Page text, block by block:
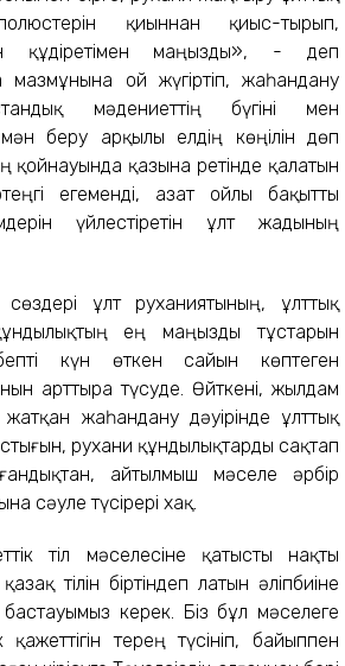
қиыннан қиыс-тырып,
құдіретімен маңызды», - деп
ой жүгіртіп, жаһандану
мәдениеттің бүгіні мен
беру арқылы елдің көңілін дөп
қойнауында қазына ретінде қалатын
егеменді, азат ойлы бақытты
үйлестіретін ұлт жадының
сөздері ұлт руханиятының, ұлттық
ең маңызды тұстарын
күн өткен сайын көптеген
арттыра түсуде. Өйткені, жылдам
жаһандану дәуірінде ұлттық
рухани құндылықтарды сақтап
айтылмыш мәселе әрбір
сәуле түсірері хақ.
тіл мәселесіне қатысты нақты
қазақ тілін біртіндеп латын әліпбиіне
керек. Біз бұл мәселеге
қажеттігін терең түсініп, байыппен